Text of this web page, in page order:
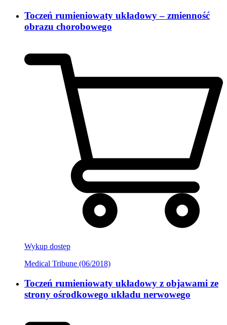
Toczeń rumieniowaty układowy – zmienność
obrazu chorobowego
Wykup dostęp
Medical Tribune (06/2018)
Toczeń rumieniowaty układowy z objawami ze
strony ośrodkowego układu nerwowego